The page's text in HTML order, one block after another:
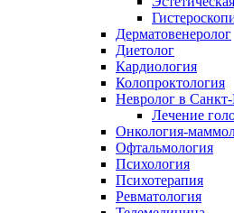
Дерматовенеролог
Диетолог
Кардиология
Колопроктология
Невролог в Санкт-
Лечение
Онкология-
Офтальмология
Психология
Психотерапия
Ревматология